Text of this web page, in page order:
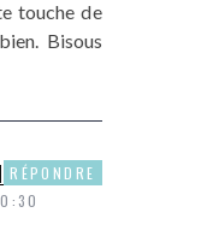
touche de
Bisous
RÉPONDRE